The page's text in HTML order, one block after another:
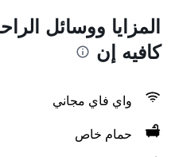
المزايا ووسائل
كافيه إن
واي فاي مجاني
حمام خاص